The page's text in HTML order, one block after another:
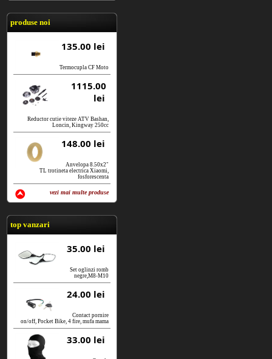
produse noi
135.00 lei
Termocupla CF Moto
1115.00
lei
Reductor cutie viteze ATV Bashan,
Loncin, Kingway 250cc
148.00 lei
Anvelopa 8.50x2"
TL trotineta electrica Xiaomi,
fosforescenta
vezi mai multe produse
vezi produse
top vanzari
35.00 lei
Set oglinzi romb
negre,M8-M10
24.00 lei
Contact pornire
on/off, Pocket Bike, 4 fire, mufa mama
33.00 lei